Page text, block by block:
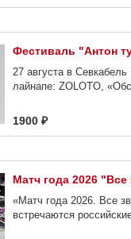
Фестиваль "Антон
27 августа в
лайнапе: ZOLOTO,
1900 ₽
Матч года 2026 "Все
«Матч года 2026. Все
встречаются